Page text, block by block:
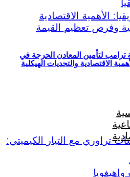
ترامب لتأمين المعادن الحرجة في
الاقتصادية والتحديات الهيكلية